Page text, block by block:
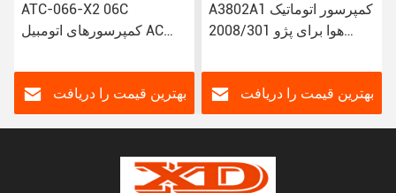
ATC-066-X2 06C
کمپرسورهای اتومبیل AC
Alitis 88320-52010
883205201
بهترین قیمت را دریافت
A3802A1 کمپرسور اتوماتیک
هوا برای پژو 2008/301
XR JSR11T601088
بهترین قیمت را دریافت